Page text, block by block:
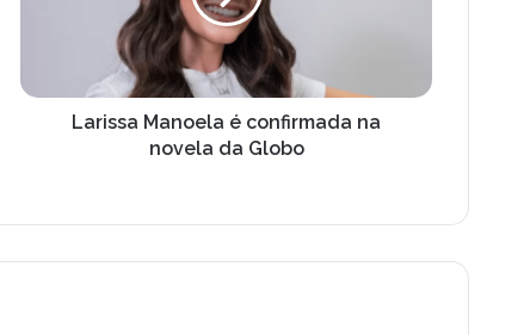
a
a
Larissa Manoela é confirmada na
novela da Globo